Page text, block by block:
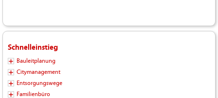
Schnelleinstieg
Bauleitplanung
Citymanagement
Entsorgungswege
Familienbüro